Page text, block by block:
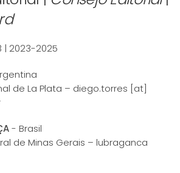
| 2023-2025
de La Plata – diego.torres [at]
- Brasil
de Minas Gerais – lubraganca